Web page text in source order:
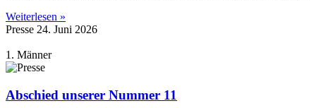
Weiterlesen »
Presse 24. Juni 2026
1. Männer
Abschied unserer Nummer 11